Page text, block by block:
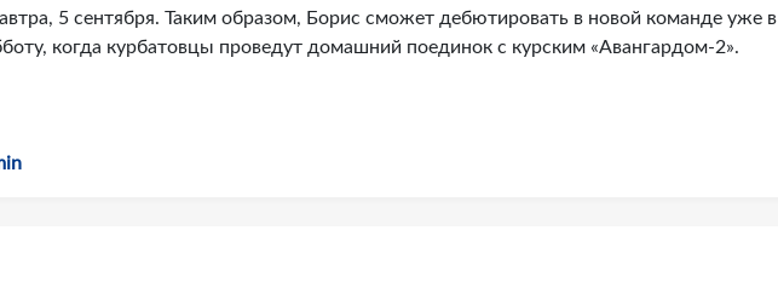
5 сентября. Таким образом, Борис сможет дебютировать в новой команде уже в
когда курбатовцы проведут домашний поединок с курским «Авангардом-2».